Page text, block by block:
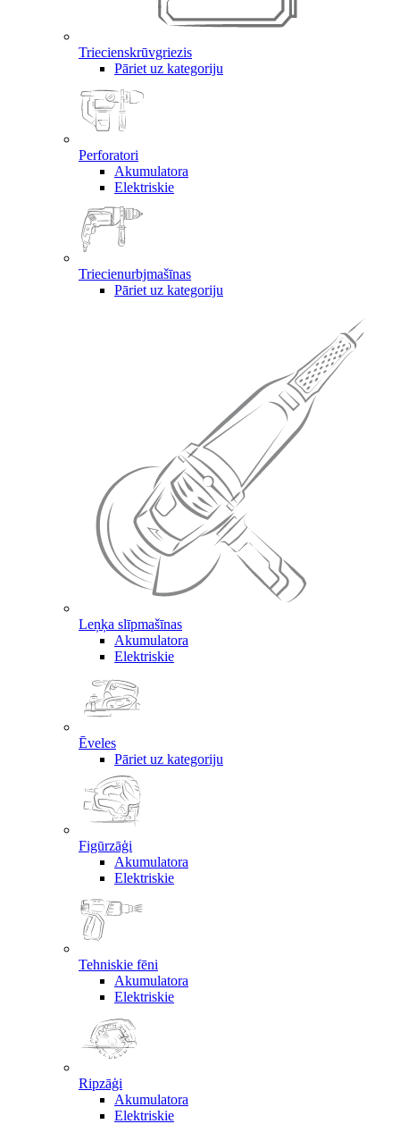
Triecienskrūvgriezis
Pāriet uz kategoriju
Perforatori
Akumulatora
Elektriskie
Triecienurbjmašīnas
Pāriet uz kategoriju
Leņķa slīpmašīnas
Akumulatora
Elektriskie
Ēveles
Pāriet uz kategoriju
Figūrzāģi
Akumulatora
Elektriskie
Tehniskie fēni
Akumulatora
Elektriskie
Ripzāģi
Akumulatora
Elektriskie